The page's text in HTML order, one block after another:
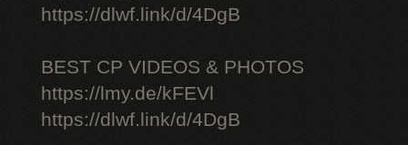
https://dlwf.link/d/4DgB
BEST CP VIDEOS & PHOTOS
https://lmy.de/kFEVl
https://dlwf.link/d/4DgB